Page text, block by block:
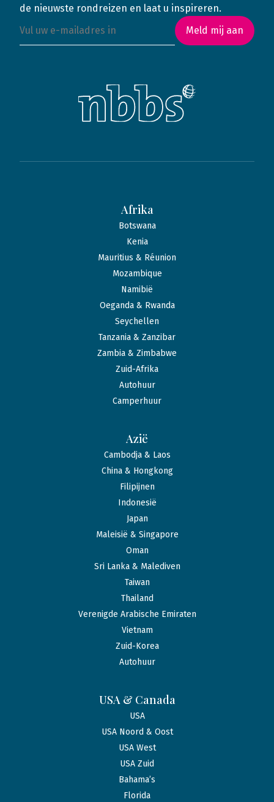
de nieuwste rondreizen en laat u inspireren.
Meld mij aan
Afrika
Botswana
Kenia
Mauritius & Réunion
Mozambique
Namibië
Oeganda & Rwanda
Seychellen
Tanzania & Zanzibar
Zambia & Zimbabwe
Zuid-Afrika
Autohuur
Camperhuur
Azië
Cambodja & Laos
China & Hongkong
Filipijnen
Indonesië
Japan
Maleisië & Singapore
Oman
Sri Lanka & Malediven
Taiwan
Thailand
Verenigde Arabische Emiraten
Vietnam
Zuid-Korea
Autohuur
USA & Canada
USA
USA Noord & Oost
USA West
USA Zuid
Bahama’s
Florida